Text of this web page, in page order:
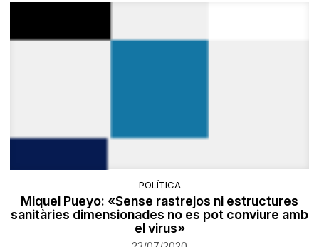
POLÍTICA
Miquel Pueyo: «Sense rastrejos ni estructures
sanitàries dimensionades no es pot conviure amb
el virus»